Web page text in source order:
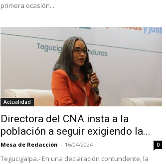
primera ocasión...
Actualidad
Directora del CNA insta a la
población a seguir exigiendo la...
Mesa de Redacción - 16/04/2024 0
Tegucigalpa.- En una declaración contundente, la